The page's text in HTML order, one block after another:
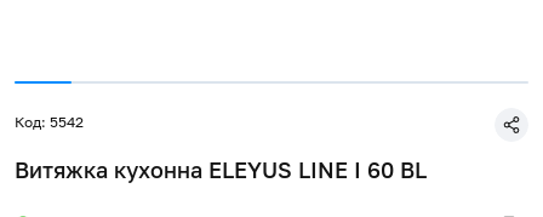
Код: 5542
Витяжка кухонна ELEYUS LINE I 60 BL